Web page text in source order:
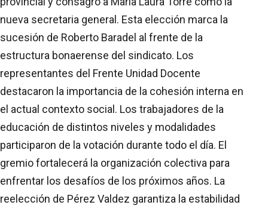
nueva secretaria general. Esta elección marca la
sucesión de Roberto Baradel al frente de la
estructura bonaerense del sindicato. Los
representantes del Frente Unidad Docente
destacaron la importancia de la cohesión interna en
el actual contexto social. Los trabajadores de la
educación de distintos niveles y modalidades
participaron de la votación durante todo el día. El
gremio fortalecerá la organización colectiva para
enfrentar los desafíos de los próximos años. La
reelección de Pérez Valdez garantiza la estabilidad